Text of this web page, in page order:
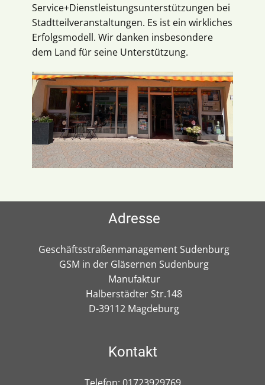
Service+Dienstleistungsunterstützungen bei
Stadtteilveranstaltungen. Es ist ein wirkliches
Erfolgsmodell. Wir danken insbesondere
dem Land für seine Unterstützung.
Adresse
Geschäftsstraßenmanagement Sudenburg
GSM in der Gläsernen Sudenburg
Manufaktur
Halberstädter Str.148
D-39112 Magdeburg
Kontakt